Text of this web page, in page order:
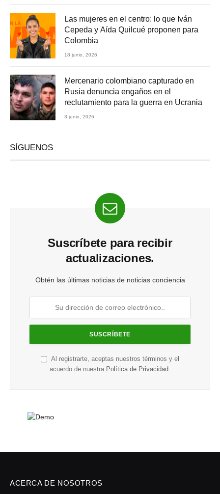
Las mujeres en el centro: lo que Iván
Cepeda y Aída Quilcué proponen para
Colombia
18 junio, 2026
Mercenario colombiano capturado en
Rusia denuncia engaños en el
reclutamiento para la guerra en Ucrania
3 junio, 2026
SÍGUENOS
Suscríbete para recibir
actualizaciones.
Obtén las últimas noticias de noticias conciencia
Al registrarte, aceptas nuestros términos y el
acuerdo de nuestra Política de Privacidad
ACERCA DE NOSOTROS